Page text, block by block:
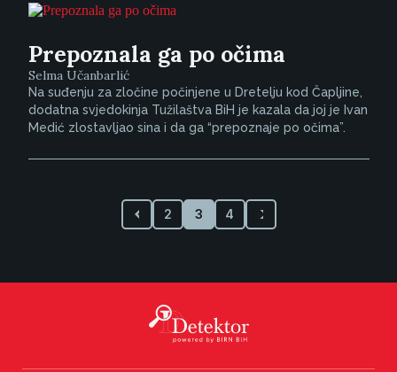
Prepoznala ga po očima
Selma Učanbarlić
Na suđenju za zločine počinjene u Dretelju kod Čapljine,
dodatna svjedokinja Tužilaštva BiH je kazala da joj je Ivan
Medić zlostavljao sina i da ga “prepoznaje po očima”.
2 3 4